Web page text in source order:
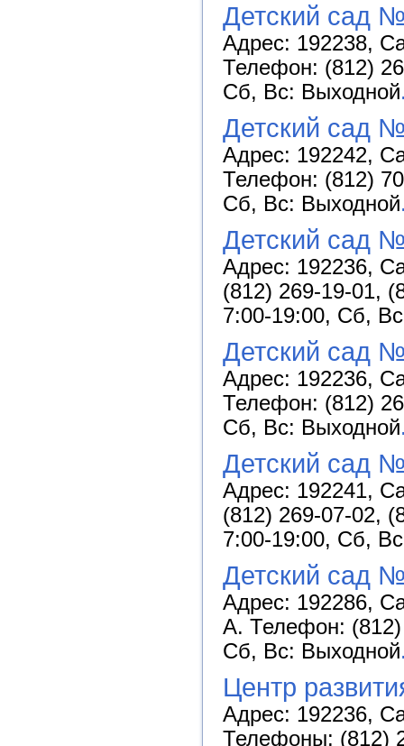
Детский сад
Адрес: 192238,
Телефон: (812)
Сб, Вс: Выходной
Детский сад
Адрес: 192242,
Телефон: (812)
Сб, Вс: Выходной
Детский сад
Адрес: 192236,
(812) 269-19-01,
7:00-19:00, Сб,
Детский сад
Адрес: 192236,
Телефон: (812)
Сб, Вс: Выходной
Детский сад
Адрес: 192241,
(812) 269-07-02,
7:00-19:00, Сб,
Детский сад
Адрес: 192286,
А. Телефон:
Сб, Вс: Выходной
Центр
Адрес: 192236,
Телефоны: (812)